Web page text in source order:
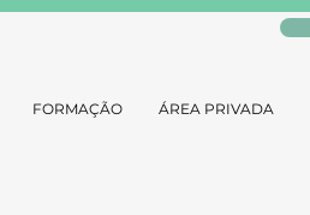
FORMAÇÃO ÁREA PRIVADA